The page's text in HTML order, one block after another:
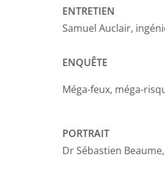
ENTRETIEN
Samuel Auclair,
ENQUÊTE
Méga-feux, méga-
PORTRAIT
Dr Sébastien